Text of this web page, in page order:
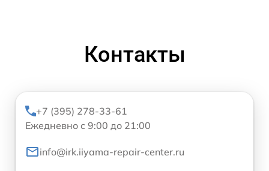
Контакты
+7 (395) 278-33-61
Ежедневно с 9:00 до 21:00
info@irk.iiyama-repair-center.ru